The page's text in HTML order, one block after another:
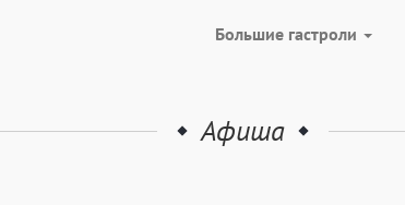
Большие гастроли
Афиша